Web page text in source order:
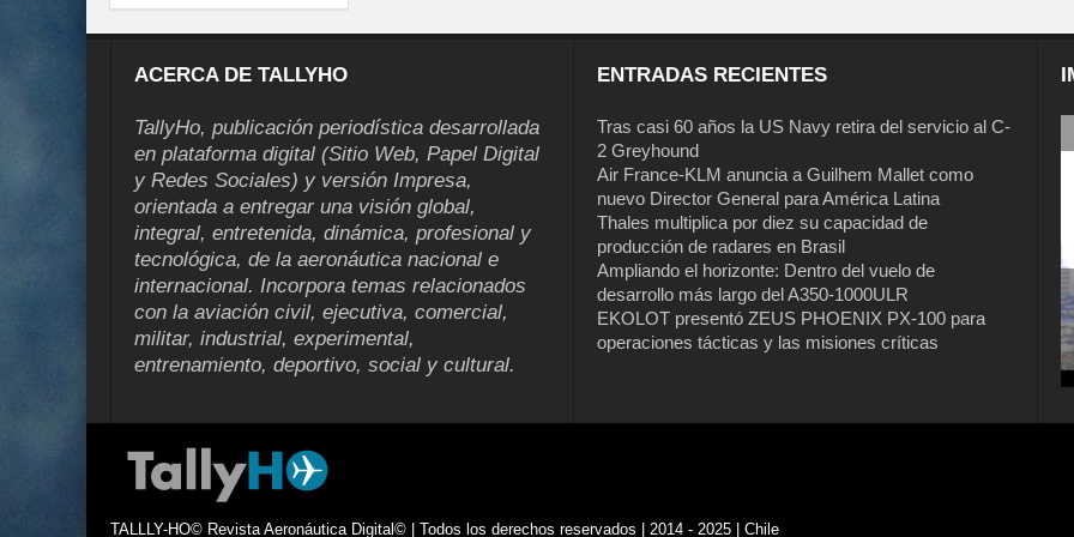
ACERCA DE TALLYHO
TallyHo, publicación periodística desarrollada
en plataforma digital (Sitio Web, Papel Digital
y Redes Sociales) y versión Impresa,
orientada a entregar una visión global,
integral, entretenida, dinámica, profesional y
tecnológica, de la aeronáutica nacional e
internacional. Incorpora temas relacionados
con la aviación civil, ejecutiva, comercial,
militar, industrial, experimental,
entrenamiento, deportivo, social y cultural.
ENTRADAS RECIENTES
Tras casi 60 años la US Navy retira del servicio al C-
2 Greyhound
Air France-KLM anuncia a Guilhem Mallet como
nuevo Director General para América Latina
Thales multiplica por diez su capacidad de
producción de radares en Brasil
Ampliando el horizonte: Dentro del vuelo de
desarrollo más largo del A350-1000ULR
EKOLOT presentó ZEUS PHOENIX PX-100 para
operaciones tácticas y las misiones críticas
Tras casi 60 años la US Navy retira del
servicio al C-2 Greyhound
TALLLY-HO© Revista Aeronáutica Digital© | Todos los derechos reservados | 2014 - 2025 | Chile